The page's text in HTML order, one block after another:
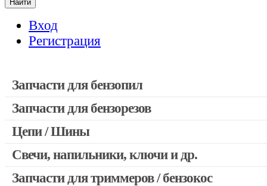
Найти
Вход
Регистрация
Запчасти для бензопил
Запчасти для бензопил Stihl
Запчасти для бензопил Husqvarna, Partner
Запчасти для бензопил Oleo-mac, Echo и др.
Запчасти для бензорезов
Цепи / Шины
Свечи, напильники, ключи и др.
Запчасти для триммеров / бензокос